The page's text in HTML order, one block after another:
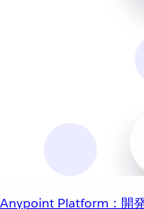
Anypoint Platform：開